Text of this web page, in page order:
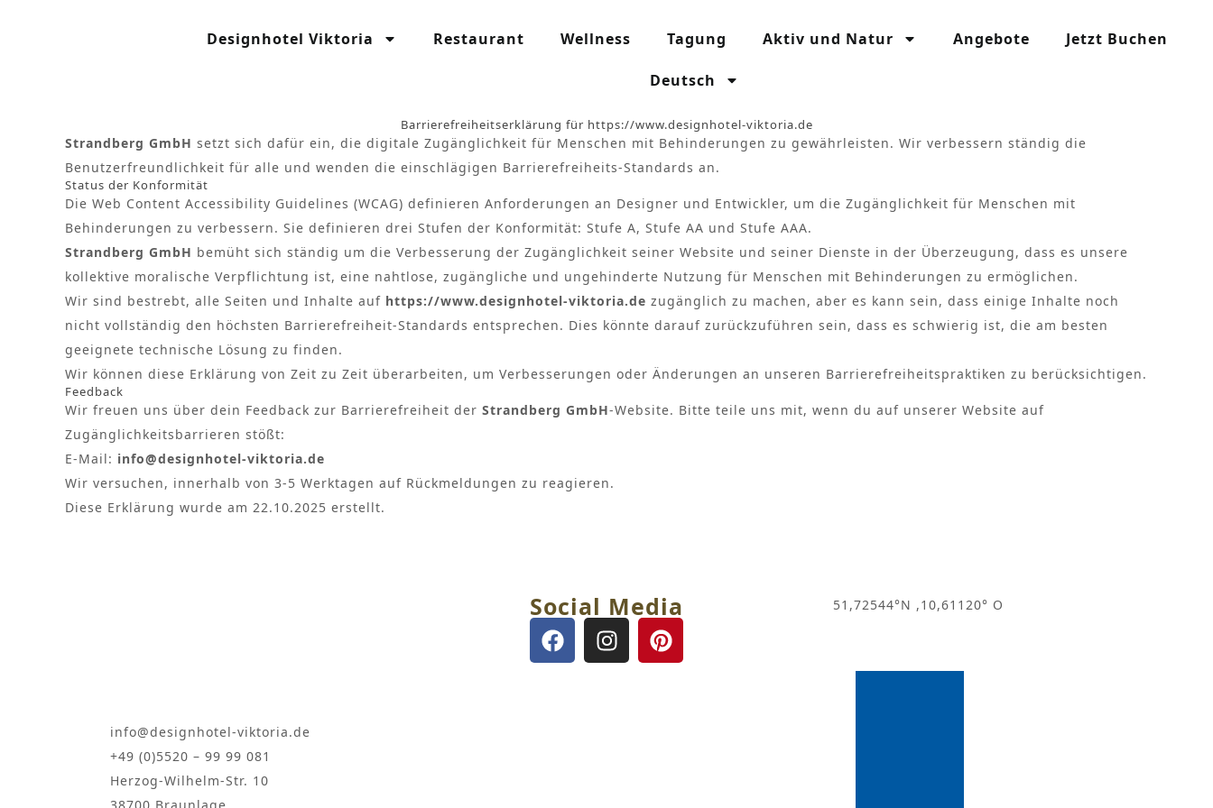
Designhotel Viktoria
Restaurant Wellness Tagung Aktiv und Natur Angebote Jetzt Buchen
Deutsch
Barrierefreiheitserklärung für https://www.designhotel-viktoria.de
Strandberg GmbH setzt sich dafür ein, die digitale Zugänglichkeit für Menschen mit Behinderungen zu gewährleisten. Wir verbessern ständig die
Benutzerfreundlichkeit für alle und wenden die einschlägigen Barrierefreiheits-Standards an.
Status der Konformität
Die Web Content Accessibility Guidelines (WCAG) definieren Anforderungen an Designer und Entwickler, um die Zugänglichkeit für Menschen mit
Behinderungen zu verbessern. Sie definieren drei Stufen der Konformität: Stufe A, Stufe AA und Stufe AAA.
Strandberg GmbH bemüht sich ständig um die Verbesserung der Zugänglichkeit seiner Website und seiner Dienste in der Überzeugung, dass es unsere
kollektive moralische Verpflichtung ist, eine nahtlose, zugängliche und ungehinderte Nutzung für Menschen mit Behinderungen zu ermöglichen.
Wir sind bestrebt, alle Seiten und Inhalte auf https://www.designhotel-viktoria.de zugänglich zu machen, aber es kann sein, dass einige Inhalte noch
nicht vollständig den höchsten Barrierefreiheit-Standards entsprechen. Dies könnte darauf zurückzuführen sein, dass es schwierig ist, die am besten
geeignete technische Lösung zu finden.
Wir können diese Erklärung von Zeit zu Zeit überarbeiten, um Verbesserungen oder Änderungen an unseren Barrierefreiheitspraktiken zu berücksichtigen.
Feedback
Wir freuen uns über dein Feedback zur Barrierefreiheit der Strandberg GmbH-Website. Bitte teile uns mit, wenn du auf unserer Website auf
Zugänglichkeitsbarrieren stößt:
E-Mail: info@designhotel-viktoria.de
Wir versuchen, innerhalb von 3-5 Werktagen auf Rückmeldungen zu reagieren.
Diese Erklärung wurde am 22.10.2025 erstellt.
info@designhotel-viktoria.de
+49 (0)5520 – 99 99 081
Herzog-Wilhelm-Str. 10
Social Media 51,72544°N ,10,61120° O